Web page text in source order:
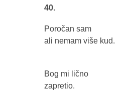
40.
Poročan sam
ali nemam više kud.
Bog mi lično
zapretio.